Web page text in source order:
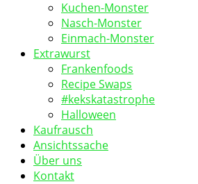
Kuchen-Monster
Nasch-Monster
Einmach-Monster
Extrawurst
Frankenfoods
Recipe Swaps
#kekskatastrophe
Halloween
Kaufrausch
Ansichtssache
Über uns
Kontakt